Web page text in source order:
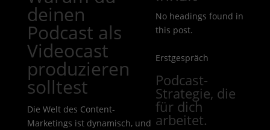
deinen
Podcast als
Videocast
produzieren
solltest
Die Welt des Content-
Marketings ist dynamisch, und
No headings found in
this post.
Erstgespräch
Podcast-
Strategie, die
für dich
arbeitet.